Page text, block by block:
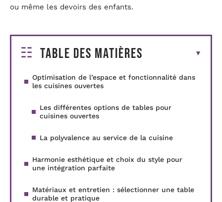
ou même les devoirs des enfants.
Table des matières
Optimisation de l’espace et fonctionnalité dans
les cuisines ouvertes
Les différentes options de tables pour
cuisines ouvertes
La polyvalence au service de la cuisine
Harmonie esthétique et choix du style pour
une intégration parfaite
Matériaux et entretien : sélectionner une table
durable et pratique